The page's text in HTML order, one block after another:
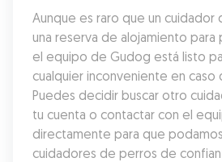
Aunque es raro que un cuidador
una reserva de alojamiento para
el equipo de Gudog está listo
cualquier inconveniente en caso
Puedes decidir buscar otro
tu cuenta o contactar con el
directamente para que
cuidadores de perros de